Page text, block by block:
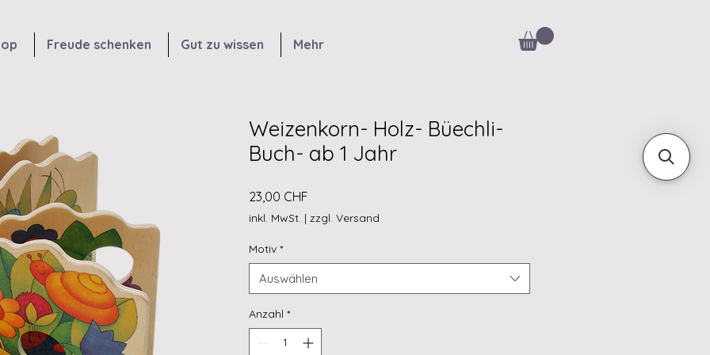
Freude schenken Gut zu wissen Mehr
Weizenkorn- Holz- Büechli-
Buch- ab 1 Jahr
23,00 CHF
inkl. MwSt. | zzgl. Versand
Motiv *
Auswählen
Anzahl *